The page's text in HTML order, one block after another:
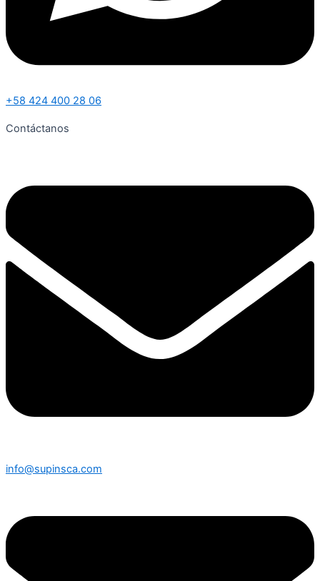
+58 424 400 28 06
Contáctanos
info@supinsca.com